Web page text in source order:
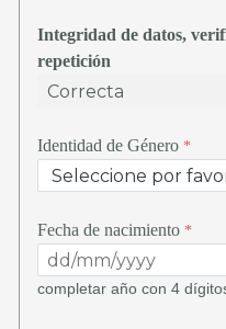
Integridad de datos,
repetición
Identidad de Género
Fecha de nacimiento
completar año con 4